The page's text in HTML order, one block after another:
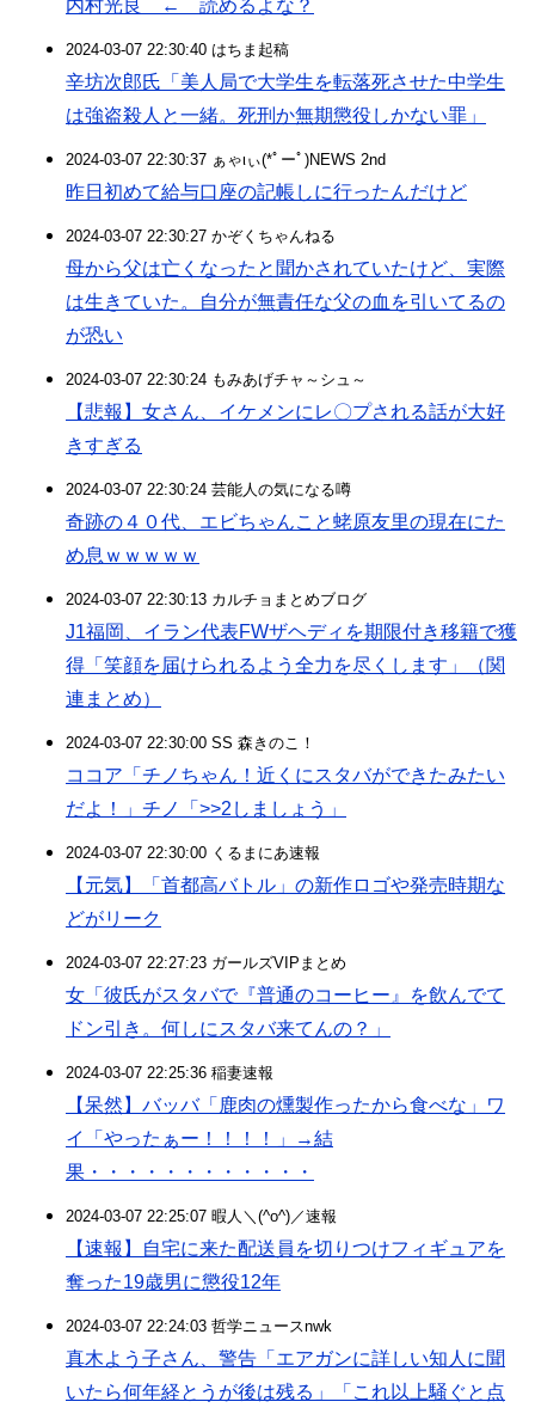
内村光良 ← 読めるよな？
2024-03-07 22:30:40 はちま起稿
辛坊次郎氏「美人局で大学生を転落死させた中学生
は強盗殺人と一緒。死刑か無期懲役しかない罪」
2024-03-07 22:30:37 ぁゃιぃ(*ﾟーﾟ)NEWS 2nd
昨日初めて給与口座の記帳しに行ったんだけど
2024-03-07 22:30:27 かぞくちゃんねる
母から父は亡くなったと聞かされていたけど、実際
は生きていた。自分が無責任な父の血を引いてるの
が恐い
2024-03-07 22:30:24 もみあげチャ～シュ～
【悲報】女さん、イケメンにレ〇プされる話が大好
きすぎる
2024-03-07 22:30:24 芸能人の気になる噂
奇跡の４０代、エビちゃんこと蛯原友里の現在にた
め息ｗｗｗｗｗ
2024-03-07 22:30:13 カルチョまとめブログ
J1福岡、イラン代表FWザヘディを期限付き移籍で獲
得「笑顔を届けられるよう全力を尽くします」（関
連まとめ）
2024-03-07 22:30:00 SS 森きのこ！
ココア「チノちゃん！近くにスタバができたみたい
だよ！」チノ「>>2しましょう」
2024-03-07 22:30:00 くるまにあ速報
【元気】「首都高バトル」の新作ロゴや発売時期な
どがリーク
2024-03-07 22:27:23 ガールズVIPまとめ
女「彼氏がスタバで『普通のコーヒー』を飲んでて
ドン引き。何しにスタバ来てんの？」
2024-03-07 22:25:36 稲妻速報
【呆然】バッバ「鹿肉の燻製作ったから食べな」ワ
イ「やったぁー！！！！」→結
果・・・・・・・・・・・・
2024-03-07 22:25:07 暇人＼(^o^)／速報
【速報】自宅に来た配送員を切りつけフィギュアを
奪った19歳男に懲役12年
2024-03-07 22:24:03 哲学ニュースnwk
真木よう子さん、警告「エアガンに詳しい知人に聞
いたら何年経とうが後は残る」「これ以上騒ぐと点